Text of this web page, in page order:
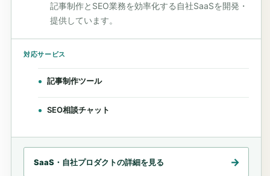
記事制作とSEO業務を効率化する自社SaaSを開発・
提供しています。
対応サービス
記事制作ツール
SEO相談チャット
SaaS・自社プロダクトの詳細を見る